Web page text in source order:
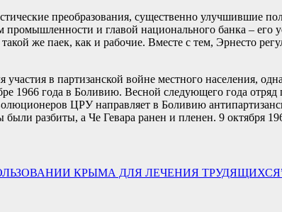
преобразования, существенно улучшившие
и главой национального банка – его
же паек, как и рабочие. Вместе с тем, Эрнесто
в партизанской войне местного населения,
1966 года в Боливию. Весной следующего года
ЦРУ направляет в Боливию
разбиты, а Че Гевара ранен и пленен. 9 октября